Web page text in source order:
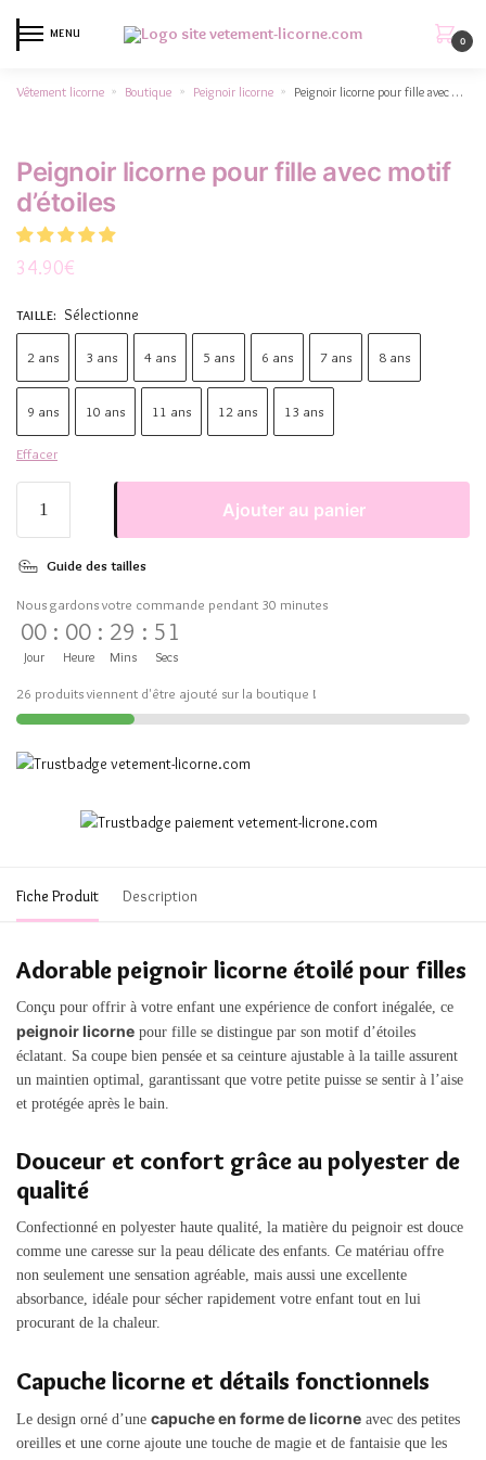
MENU
0
Vêtement licorne » Boutique » Peignoir licorne » Peignoir licorne pour fille avec motif d’étoiles
Peignoir licorne pour fille avec motif
d’étoiles
34.90€
TAILLE: Sélectionne
2 ans 3 ans 4 ans 5 ans 6 ans 7 ans 8 ans
9 ans 10 ans 11 ans 12 ans 13 ans
Effacer
Ajouter au panier
Guide des tailles
Nous gardons votre commande pendant 30 minutes
00
Jour
: 00
Heure
: 29
Mins
: 51
Secs
26 produits viennent d'être ajouté sur la boutique !
Fiche Produit Description
Adorable peignoir licorne étoilé pour filles
Conçu pour offrir à votre enfant une expérience de confort inégalée, ce
peignoir licorne pour fille se distingue par son motif d’étoiles
éclatant. Sa coupe bien pensée et sa ceinture ajustable à la taille assurent
un maintien optimal, garantissant que votre petite puisse se sentir à l’aise
et protégée après le bain.
Douceur et confort grâce au polyester de
qualité
Confectionné en polyester haute qualité, la matière du peignoir est douce
comme une caresse sur la peau délicate des enfants. Ce matériau offre
non seulement une sensation agréable, mais aussi une excellente
absorbance, idéale pour sécher rapidement votre enfant tout en lui
procurant de la chaleur.
Capuche licorne et détails fonctionnels
Le design orné d’une capuche en forme de licorne avec des petites
oreilles et une corne ajoute une touche de magie et de fantaisie que les